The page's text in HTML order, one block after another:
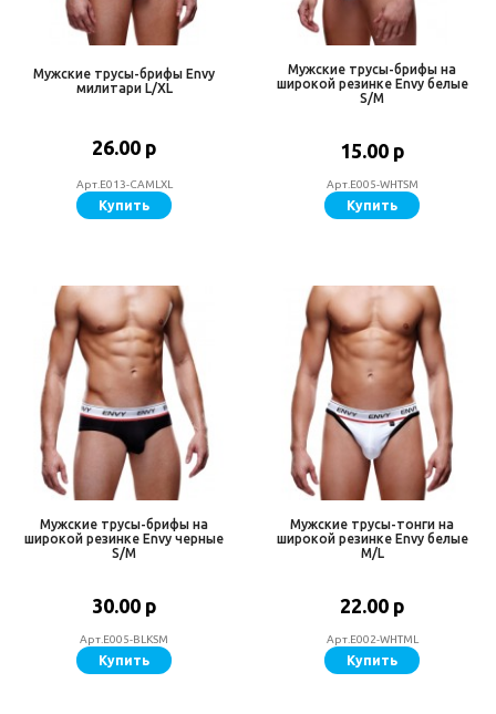
Мужские трусы-брифы Envy
милитари L/XL
26.00 р
Арт.E013-CAMLXL
Купить
Мужские трусы-брифы на
широкой резинке Envy белые
S/M
15.00 р
Арт.E005-WHTSM
Купить
Мужские трусы-брифы на
широкой резинке Envy черные
S/M
30.00 р
Арт.E005-BLKSM
Купить
Мужские трусы-тонги на
широкой резинке Envy белые
M/L
22.00 р
Арт.E002-WHTML
Купить